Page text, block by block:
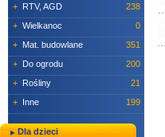
+ RTV, AGD
238
+ Wielkanoc
0
+ Mat. budowlane
351
+ Do ogrodu
200
+ Rośliny
21
+ Inne 199
Dla dzieci